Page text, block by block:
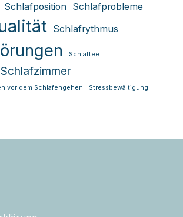
Schlafposition Schlafprobleme
Schlafrythmus
Schlaftee
Schlafzimmer
vor dem Schlafengehen
Stressbewältigung